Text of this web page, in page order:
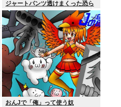
ジャートパンツ透けまくった恐ら
くSHEINで買ったペラペラの浴衣
着てる女の子がいる」
おんJで「俺」って使う奴